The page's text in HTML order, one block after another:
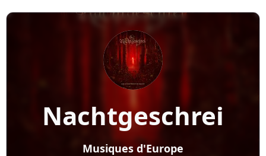
Nachtgeschrei
Musiques d'Europe